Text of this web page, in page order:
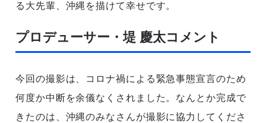
る大先輩、沖縄を描けて幸せです。
プロデューサー・堤 慶太コメント
今回の撮影は、コロナ禍による緊急事態宣言のため
何度か中断を余儀なくされました。なんとか完成で
きたのは、沖縄のみなさんが撮影に協力してくださ